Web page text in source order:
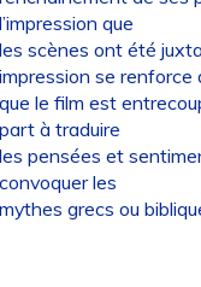
que
scènes ont été
se renforce
le film est
à traduire
pensées et
les
grecs ou